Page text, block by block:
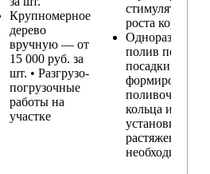
Крупномерное
дерево
вручную — от
15 000 руб. за
шт. • Разгрузо-
погрузочные
работы на
участке
стимулятором
роста корней
Одноразовый
полив после
посадки,
формирование
поливочного
кольца и
установка
растяжек (при